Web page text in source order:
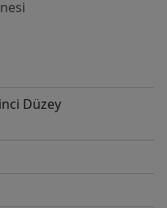
ayrılıp kendi
de
başlamıştır. Kadın
alanlarında
ve güncel bilimsel
hizmet
Düzey